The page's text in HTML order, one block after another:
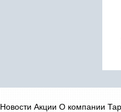
Новости Акции О компании